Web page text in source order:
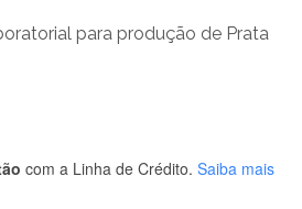
para produção de Prata
com a Linha de Crédito. Saiba mais